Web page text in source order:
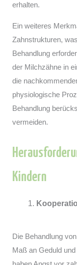
erhalten.
Ein weiteres
Zahnstrukturen,
Behandlung
der Milchzähne in
die
physiologische
Behandlung
vermeiden.
Kindern
Die Behandlung
Maß an Geduld